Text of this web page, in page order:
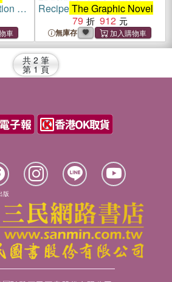
2
RecipeThe Graphic Novel
79
912
無庫存
共 2 筆
第 1 頁
版